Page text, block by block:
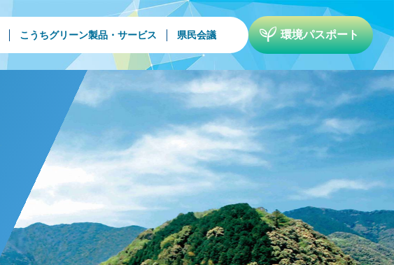
こうちグリーン製品・サービス 県民会議 環境パスポート